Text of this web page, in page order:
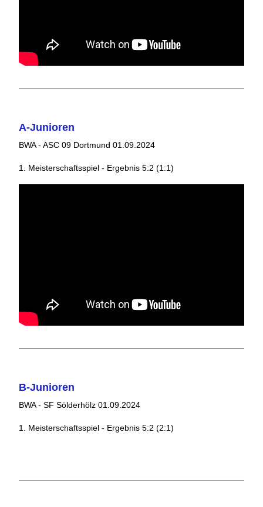
A-Junioren
BWA - ASC 09 Dortmund 01.09.2024
1. Meisterschaftsspiel - Ergebnis 5:2 (1:1)
B-Junioren
BWA - SF Sölderhölz 01.09.2024
1. Meisterschaftsspiel - Ergebnis 5:2 (2:1)